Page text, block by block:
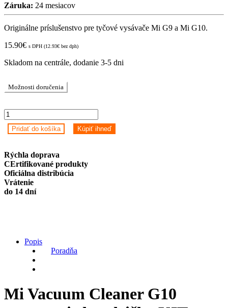
Záruka: 24 mesiacov
Originálne príslušenstvo pre tyčové vysávače Mi G9 a Mi G10.
15.90€ s DPH (12.93€ bez dph)
Skladom na centrále, dodanie 3-5 dni
Možnosti doručenia
Mi
Vacuum
Cleaner
handričky
KIT
(2ks)
quantity
Pridať do košíka Kúpiť ihneď
Rýchla doprava
CErtifikované produkty
Oficiálna distribúcia
Vrátenie
do 14 dní
Popis
Poradňa
Mi Vacuum Cleaner G10